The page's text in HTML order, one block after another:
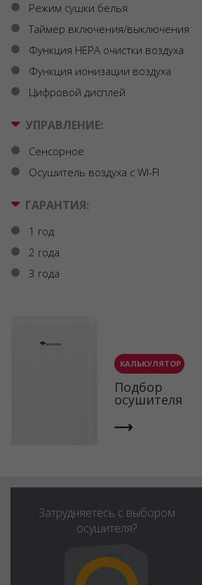
Режим сушки белья
Таймер включения/выключения
Функция HEPA очистки воздуха
Функция ионизации воздуха
Цифровой дисплей
УПРАВЛЕНИЕ:
Сенсорное
Осушитель воздуха с WI-FI
ГАРАНТИЯ:
1 год
2 года
3 года
КАЛЬКУЛЯТОР
Подбор
осушителя
Затрудняетесь с выбором
осушителя?